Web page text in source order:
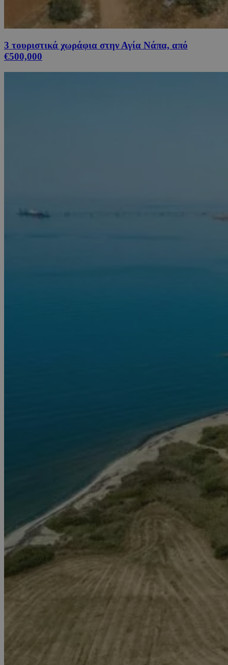
3 τουριστικά χωράφια στην Αγία Νάπα, από
€500,000